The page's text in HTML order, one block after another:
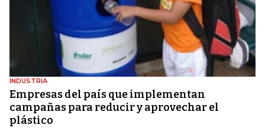
INDUSTRIA
Empresas del país que implementan
campañas para reducir y aprovechar el
plástico